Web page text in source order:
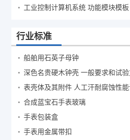
行业标准
船舶用石英子母钟
深色名贵硬木钟壳 一般要求和试
表壳体及其附件 人工汗耐腐蚀性
合成蓝宝石手表玻璃
手表包装盒
手表用金属带扣